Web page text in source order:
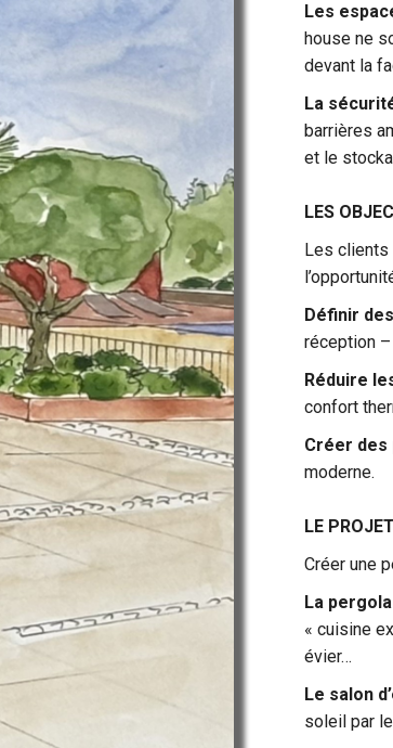
Les
house ne
devant la
La
barrières
et le
LES
Les clients
Définir
réception
Réduire
confort
Créer des
moderne.
LE
Créer une
La
« cuisine
évier…
Le salon
soleil par